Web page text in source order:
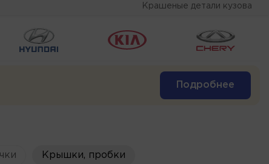
Крашеные детали кузова
Подробнее
Крышки, пробки